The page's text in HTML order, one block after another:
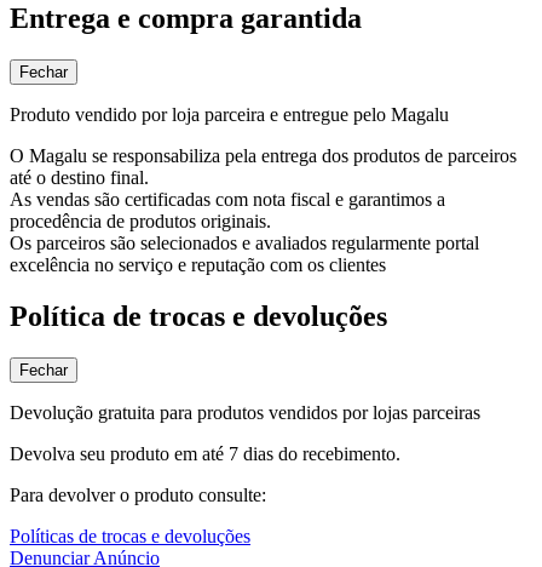
Entrega e compra garantida
Fechar
Produto vendido por loja parceira e entregue pelo Magalu
O Magalu se responsabiliza pela entrega dos produtos de parceiros
até o destino final.
As vendas são certificadas com nota fiscal e garantimos a
procedência de produtos originais.
Os parceiros são selecionados e avaliados regularmente portal
excelência no serviço e reputação com os clientes
Política de trocas e devoluções
Fechar
Devolução gratuita para produtos vendidos por lojas parceiras
Devolva seu produto em até 7 dias do recebimento.
Para devolver o produto consulte:
Políticas de trocas e devoluções
Denunciar Anúncio